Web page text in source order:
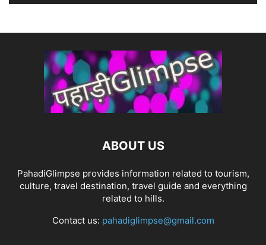
ABOUT US
PahadiGlimpse provides information related to tourism,
culture, travel destination, travel guide and everything
related to hills.
Contact us: pahadiglimpse@gmail.com